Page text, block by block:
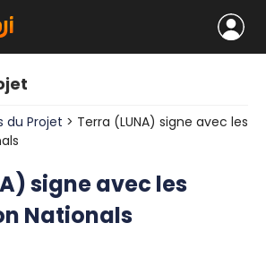
du Projet > Terra (LUNA) signe avec les
signe avec les
Nationals